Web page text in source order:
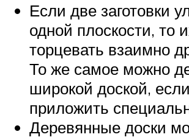
Если две заготовки
одной плоскости, то
торцевать взаимно
То же самое можно
широкой доской,
приложить
Деревянные доски